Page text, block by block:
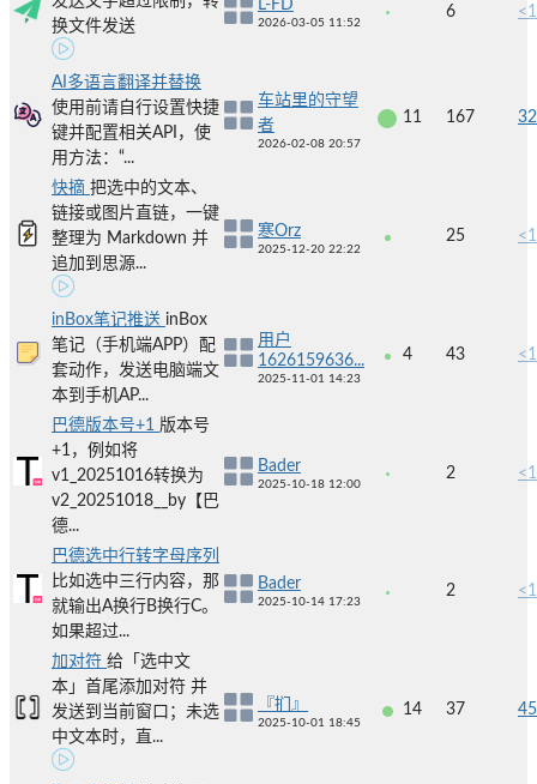
换文件发送
L-FD
2026-03-05 11:52
6
AI多语言翻译并替换
使用前请自行设置快捷
键并配置相关API，使
用方法：“...
车站里的守望
者
2026-02-08 20:57
11 167
快摘 把选中的文本、
链接或图片直链，一键
整理为 Markdown 并
追加到思源...
寒Orz
2025-12-20 22:22
25
inBox笔记推送 inBox
笔记（手机端APP）配
套动作，发送电脑端文
本到手机AP...
用户
1626159636...
2025-11-01 14:23
4 43
巴德版本号+1 版本号
+1，例如将
v1_20251016转换为
v2_20251018__by【巴
德...
Bader
2025-10-18 12:00
2
巴德选中行转字母序列
比如选中三行内容，那
就输出A换行B换行C。
如果超过...
Bader
2025-10-14 17:23
2
加对符 给「选中文
本」首尾添加对符 并
发送到当前窗口；未选
中文本时，直...
『扪』
2025-10-01 18:45
14 37 45